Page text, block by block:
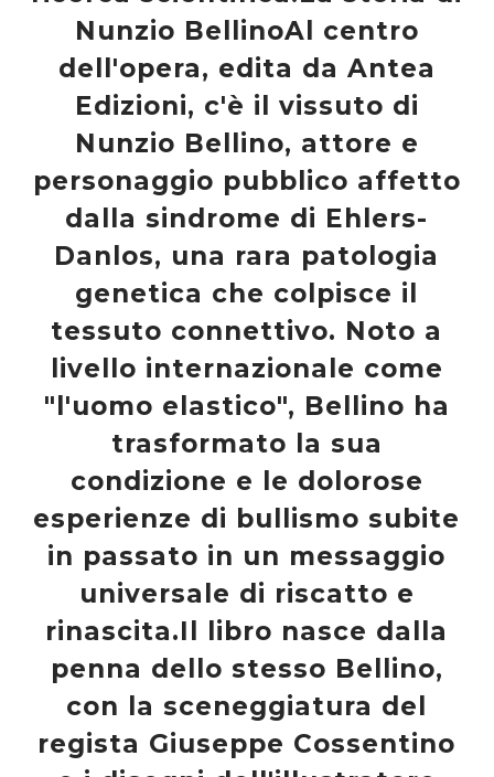
Nunzio BellinoAl centro
dell'opera, edita da Antea
Edizioni, c'è il vissuto di
Nunzio Bellino, attore e
personaggio pubblico affetto
dalla sindrome di Ehlers-
Danlos, una rara patologia
genetica che colpisce il
tessuto connettivo. Noto a
livello internazionale come
"l'uomo elastico", Bellino ha
trasformato la sua
condizione e le dolorose
esperienze di bullismo subite
in passato in un messaggio
universale di riscatto e
rinascita.Il libro nasce dalla
penna dello stesso Bellino,
con la sceneggiatura del
regista Giuseppe Cossentino